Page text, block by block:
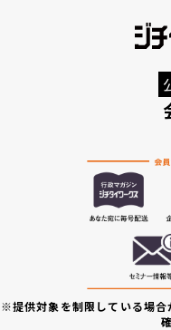
※提供対象を制限している場合